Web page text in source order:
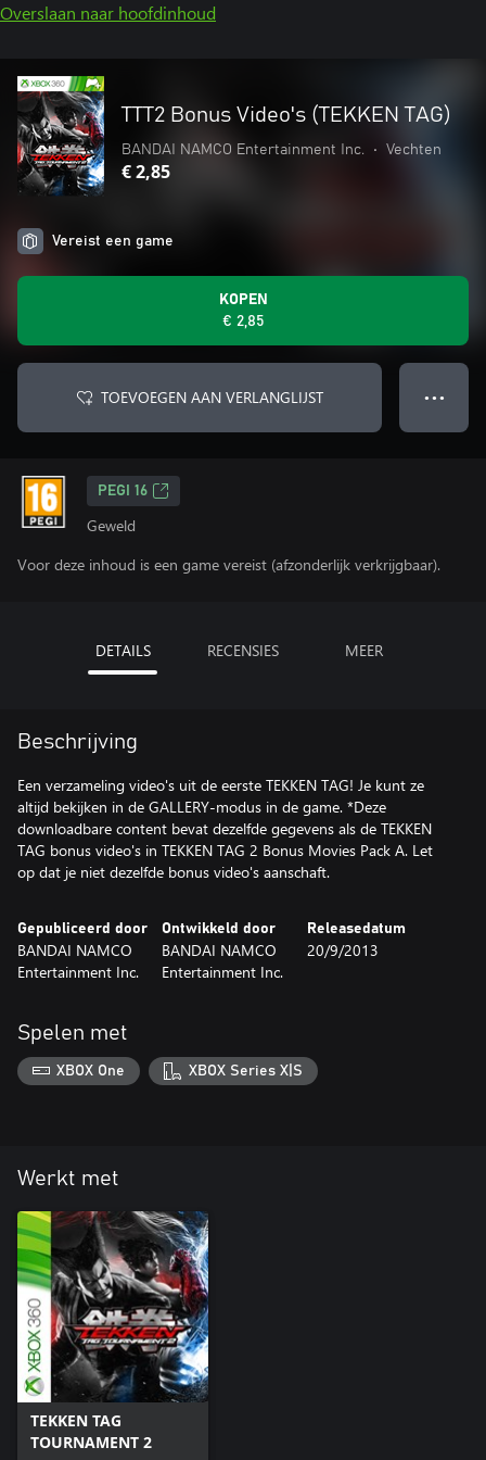
Overslaan naar hoofdinhoud
TTT2 Bonus Video's (TEKKEN TAG)
BANDAI NAMCO Entertainment Inc. • Vechten
€ 2,85
Vereist een game
KOPEN
€ 2,85
TOEVOEGEN AAN VERLANGLIJST ● ● ●
PEGI 16
Geweld
Voor deze inhoud is een game vereist (afzonderlijk verkrijgbaar).
DETAILS RECENSIES MEER
Beschrijving
Een verzameling video's uit de eerste TEKKEN TAG! Je kunt ze
altijd bekijken in de GALLERY-modus in de game. *Deze
downloadbare content bevat dezelfde gegevens als de TEKKEN
TAG bonus video's in TEKKEN TAG 2 Bonus Movies Pack A. Let
op dat je niet dezelfde bonus video's aanschaft.
Gepubliceerd door
BANDAI NAMCO
Entertainment Inc.
Ontwikkeld door
BANDAI NAMCO
Entertainment Inc.
Releasedatum
20/9/2013
Spelen met
XBOX One XBOX Series X|S
Werkt met
TEKKEN TAG
TOURNAMENT 2